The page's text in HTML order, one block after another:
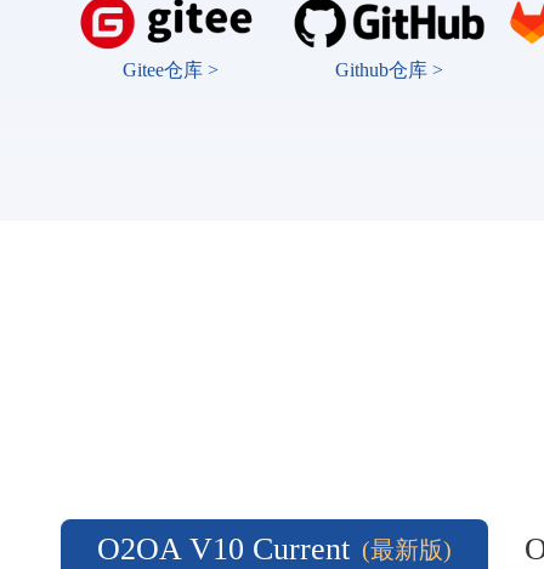
Gitee仓库 > Github仓库 >
O2OA V10 Current (最新版)